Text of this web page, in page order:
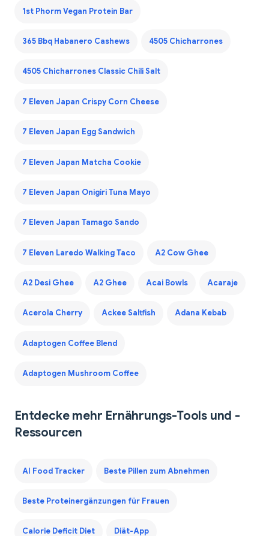
1st Phorm Vegan Protein Bar
365 Bbq Habanero Cashews 4505 Chicharrones
4505 Chicharrones Classic Chili Salt
7 Eleven Japan Crispy Corn Cheese
7 Eleven Japan Egg Sandwich
7 Eleven Japan Matcha Cookie
7 Eleven Japan Onigiri Tuna Mayo
7 Eleven Japan Tamago Sando
7 Eleven Laredo Walking Taco A2 Cow Ghee
A2 Desi Ghee A2 Ghee Acai Bowls Acaraje
Acerola Cherry Ackee Saltfish Adana Kebab
Adaptogen Coffee Blend
Adaptogen Mushroom Coffee
Entdecke mehr Ernährungs-Tools und -
Ressourcen
AI Food Tracker Beste Pillen zum Abnehmen
Beste Proteinergänzungen für Frauen
Calorie Deficit Diet Diät-App